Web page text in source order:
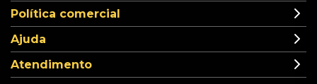
Política comercial
Ajuda
Atendimento